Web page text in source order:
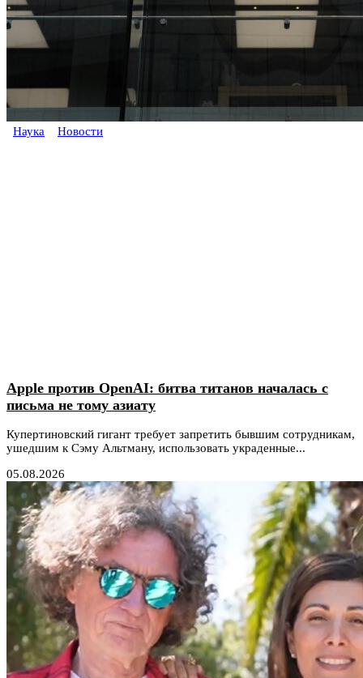
Наука Новости
Apple против OpenAI: битва титанов началась с
письма не тому азиату
Купертиновский гигант требует запретить бывшим сотрудникам,
ушедшим к Сэму Альтману, использовать украденные...
05.08.2026